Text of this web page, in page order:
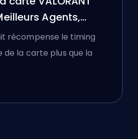
Agents,
Fumigènes
récompense le timing
la carte plus que la